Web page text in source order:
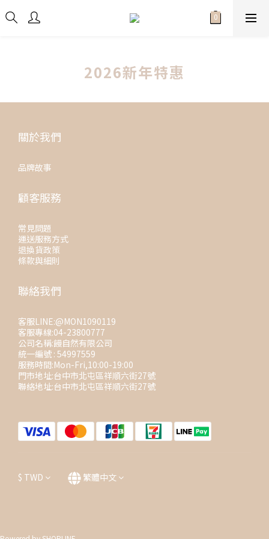
2026新年特惠
關於我們
品牌故事
顧客服務
常見問題
運送服務方式
退換貨政策
條款與細則
聯絡我們
客服LINE:@MON1090119
客服專線:04-23800777
公司名稱:饅自然有限公司
統一編號 : 54997559
服務時間:Mon-Fri,10:00-19:00
門市地址:台中市北屯區祥順六街27號
聯絡地址:台中市北屯區祥順六街27號
$ TWD 繁體中文